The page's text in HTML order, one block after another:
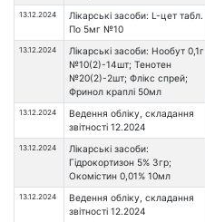
13.12.2024
Лікарські засоби: L-цет табл.
По 5мг №10
13.12.2024
Лікарські засоби: Нообут 0,1г
№10(2)-14шт; Тенотен
№20(2)-2шт; Флікс спрей;
Фринол краплі 50мл
13.12.2024
Ведення обліку, складання
звітності 12.2024
13.12.2024
Лікарські засоби:
Гідрокортизон 5% 3гр;
Окомістин 0,01% 10мл
13.12.2024
Ведення обліку, складання
звітності 12.2024